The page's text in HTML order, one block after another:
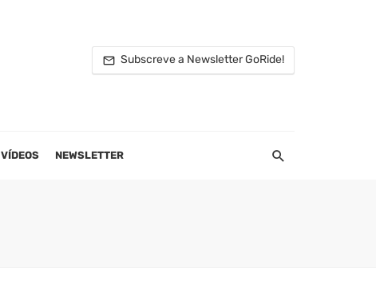
Subscreve a Newsletter GoRide!
VÍDEOS NEWSLETTER